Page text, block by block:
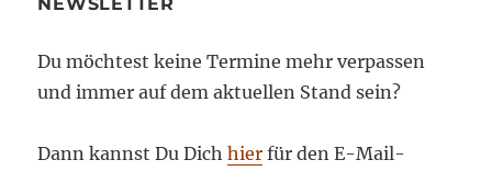
Du möchtest keine Termine mehr verpassen
und immer auf dem aktuellen Stand sein?
Dann kannst Du Dichhier für den E-Mail-